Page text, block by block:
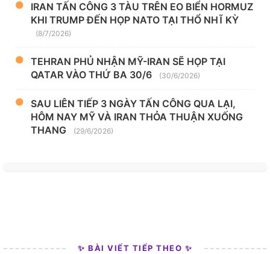
IRAN TẤN CÔNG 3 TÀU TRÊN EO BIỂN HORMUZ
KHI TRUMP ĐẾN HỌP NATO TẠI THỔ NHĨ KỲ
(8/7/2026)
TEHRAN PHỦ NHẬN MỸ-IRAN SẼ HỌP TẠI
QATAR VÀO THỨ BA 30/6
(30/6/2026)
SAU LIÊN TIẾP 3 NGÀY TẤN CÔNG QUA LẠI,
HÔM NAY MỸ VÀ IRAN THỎA THUẬN XUỐNG
THANG
(29/6/2026)
✨ BÀI VIẾT TIẾP THEO ✨